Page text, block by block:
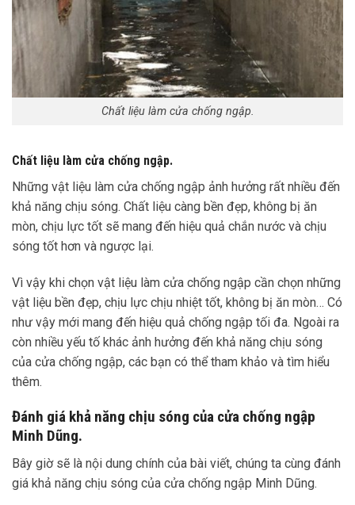
Chất liệu làm cửa chống ngập.
Chất liệu làm cửa chống ngập.
Những vật liệu làm cửa chống ngập ảnh hưởng rất nhiều đến
khả năng chịu sóng. Chất liệu càng bền đẹp, không bị ăn
mòn, chịu lực tốt sẽ mang đến hiệu quả chắn nước và chịu
sóng tốt hơn và ngược lại.
Vì vậy khi chọn vật liệu làm cửa chống ngập cần chọn những
vật liệu bền đẹp, chịu lực chịu nhiệt tốt, không bị ăn mòn… Có
như vậy mới mang đến hiệu quả chống ngập tối đa. Ngoài ra
còn nhiều yếu tố khác ảnh hưởng đến khả năng chịu sóng
của cửa chống ngập, các bạn có thể tham khảo và tìm hiểu
thêm.
Đánh giá khả năng chịu sóng của cửa chống ngập
Minh Dũng.
Bây giờ sẽ là nội dung chính của bài viết, chúng ta cùng đánh
giá khả năng chịu sóng của cửa chống ngập Minh Dũng.